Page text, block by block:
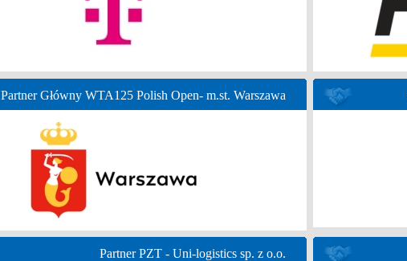
Partner Główny WTA125 Polish Open- m.st. Warszawa
Partner PZT - Uni-logistics sp. z o.o.